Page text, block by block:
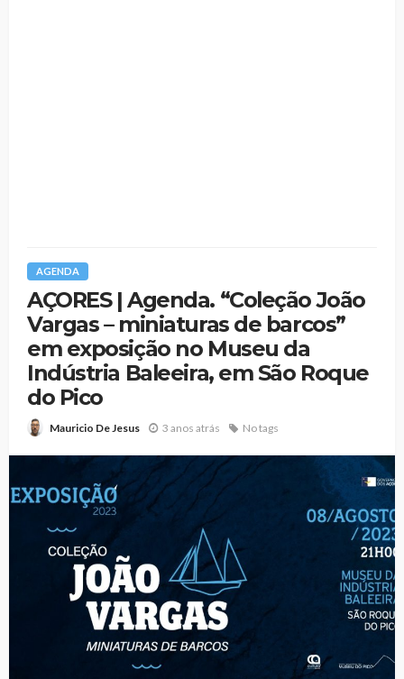
AGENDA
AÇORES | Agenda. “Coleção João
Vargas – miniaturas de barcos”
em exposição no Museu da
Indústria Baleeira, em São Roque
do Pico
Mauricio De Jesus 3 anos atrás No tags